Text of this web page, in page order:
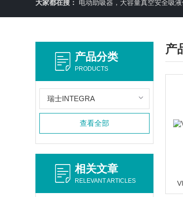
大家都在搜： 电动助吸器，大容量真空安全吸
产品分类
PRODUCTS
瑞士INTEGRA
查看全部
相关文章
RELEVANT ARTICLES
产